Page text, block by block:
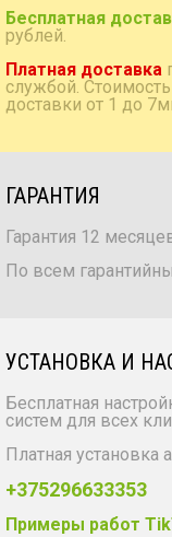
Бесплатная
рублей.
Платная доставка
службой.
доставки от 1 до
ГАРАНТИЯ
Гарантия 12
По всем
УСТАНОВКА И
Бесплатная
систем для всех
Платная установка
+375296633353
Примеры работ